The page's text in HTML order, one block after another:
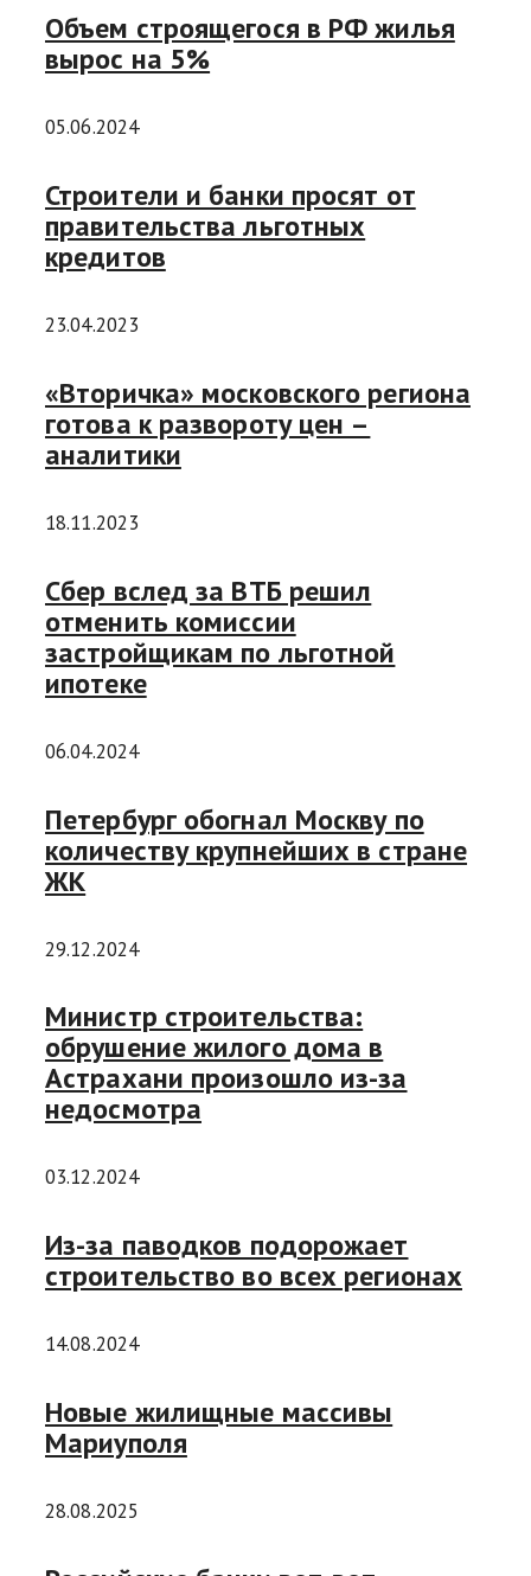
Объем строящегося в РФ жилья
вырос на 5%
05.06.2024
Строители и банки просят от
правительства льготных
кредитов
23.04.2023
«Вторичка» московского региона
готова к развороту цен –
аналитики
18.11.2023
Сбер вслед за ВТБ решил
отменить комиссии
застройщикам по льготной
ипотеке
06.04.2024
Петербург обогнал Москву по
количеству крупнейших в стране
ЖК
29.12.2024
Министр строительства:
обрушение жилого дома в
Астрахани произошло из-за
недосмотра
03.12.2024
Из-за паводков подорожает
строительство во всех регионах
14.08.2024
Новые жилищные массивы
Мариуполя
28.08.2025